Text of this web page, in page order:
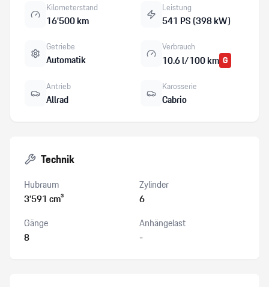
Kilometerstand
16’500 km
Leistung
541 PS (398 kW)
Getriebe
Automatik
Verbrauch
10.6 l/100 km G
Antrieb
Allrad
Karosserie
Cabrio
Technik
Hubraum
3’591 cm³
Zylinder
6
Gänge
8
Anhängelast
-